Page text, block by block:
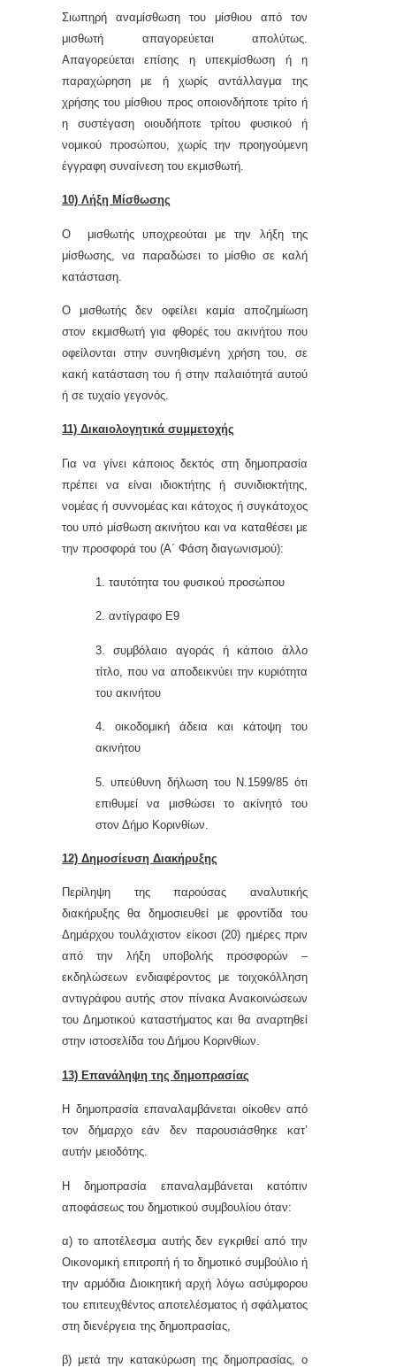
Σιωπηρή αναμίσθωση του μίσθιου από τον
μισθωτή απαγορεύεται απολύτως.
Απαγορεύεται επίσης η υπεκμίσθωση ή η
παραχώρηση με ή χωρίς αντάλλαγμα της
χρήσης του μίσθιου προς οποιονδήποτε τρίτο ή
η συστέγαση οιουδήποτε τρίτου φυσικού ή
νομικού προσώπου, χωρίς την προηγούμενη
έγγραφη συναίνεση του εκμισθωτή.
10) Λήξη Μίσθωσης
Ο μισθωτής υποχρεούται με την λήξη της
μίσθωσης, να παραδώσει το μίσθιο σε καλή
κατάσταση.
Ο μισθωτής δεν οφείλει καμία αποζημίωση
στον εκμισθωτή για φθορές του ακινήτου που
οφείλονται στην συνηθισμένη χρήση του, σε
κακή κατάσταση του ή στην παλαιότητά αυτού
ή σε τυχαίο γεγονός.
11) Δικαιολογητικά συμμετοχής
Για να γίνει κάποιος δεκτός στη δημοπρασία
πρέπει να είναι ιδιοκτήτης ή συνιδιοκτήτης,
νομέας ή συννομέας και κάτοχος ή συγκάτοχος
του υπό μίσθωση ακινήτου και να καταθέσει με
την προσφορά του (Α΄ Φάση διαγωνισμού):
1. ταυτότητα του φυσικού προσώπου
2. αντίγραφο Ε9
3. συμβόλαιο αγοράς ή κάποιο άλλο
τίτλο, που να αποδεικνύει την κυριότητα
του ακινήτου
4. οικοδομική άδεια και κάτοψη του
ακινήτου
5. υπεύθυνη δήλωση του Ν.1599/85 ότι
επιθυμεί να μισθώσει το ακίνητό του
στον Δήμο Κορινθίων.
12) Δημοσίευση Διακήρυξης
Περίληψη της παρούσας αναλυτικής
διακήρυξης θα δημοσιευθεί με φροντίδα του
Δημάρχου τουλάχιστον είκοσι (20) ημέρες πριν
από την λήξη υποβολής προσφορών –
εκδηλώσεων ενδιαφέροντος με τοιχοκόλληση
αντιγράφου αυτής στον πίνακα Ανακοινώσεων
του Δημοτικού καταστήματος και θα αναρτηθεί
στην ιστοσελίδα του Δήμου Κορινθίων.
13) Επανάληψη της δημοπρασίας
Η δημοπρασία επαναλαμβάνεται οίκοθεν από
τον δήμαρχο εάν δεν παρουσιάσθηκε κατ’
αυτήν μειοδότης.
Η δημοπρασία επαναλαμβάνεται κατόπιν
αποφάσεως του δημοτικού συμβουλίου όταν:
α) το αποτέλεσμα αυτής δεν εγκριθεί από την
Οικονομική επιτροπή ή το δημοτικό συμβούλιο ή
την αρμόδια Διοικητική αρχή λόγω ασύμφορου
του επιτευχθέντος αποτελέσματος ή σφάλματος
στη διενέργεια της δημοπρασίας,
β) μετά την κατακύρωση της δημοπρασίας, ο